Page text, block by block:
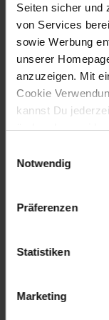
Seiten sicher und
von Services
sowie Werbung
unserer
anzuzeigen. Mit
Cookie
kannst Du
ändern bzw.
Notwendig
Präferenzen
Statistiken
Marketing
geschlecht:
Gewählte Variante:
Farbe:
Größe: 2x
Artikelnummer:
EAN: